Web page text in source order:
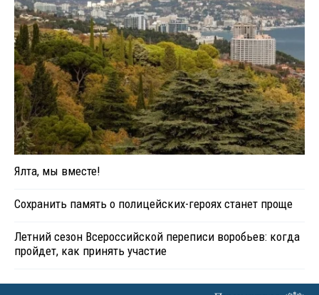
Ялта, мы вместе!
Сохранить память о полицейских-героях станет проще
Летний сезон Всероссийской переписи воробьев: когда
пройдет, как принять участие